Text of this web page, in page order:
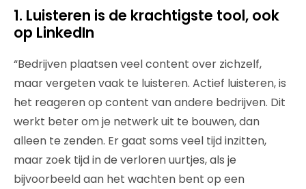
1. Luisteren is de krachtigste tool, ook
op LinkedIn
“Bedrijven plaatsen veel content over zichzelf,
maar vergeten vaak te luisteren. Actief luisteren, is
het reageren op content van andere bedrijven. Dit
werkt beter om je netwerk uit te bouwen, dan
alleen te zenden. Er gaat soms veel tijd inzitten,
maar zoek tijd in de verloren uurtjes, als je
bijvoorbeeld aan het wachten bent op een